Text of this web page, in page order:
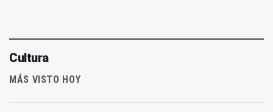
Cultura
MÁS VISTO HOY